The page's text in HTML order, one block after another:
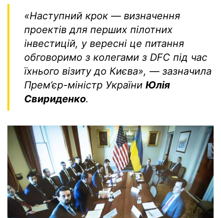
«Наступний крок — визначення
проектів для перших пілотних
інвестицій, у вересні це питання
обговоримо з колегами з DFC під час
їхнього візиту до Києва», — зазначила
Прем’єр-міністр України Юлія
Свириденко.